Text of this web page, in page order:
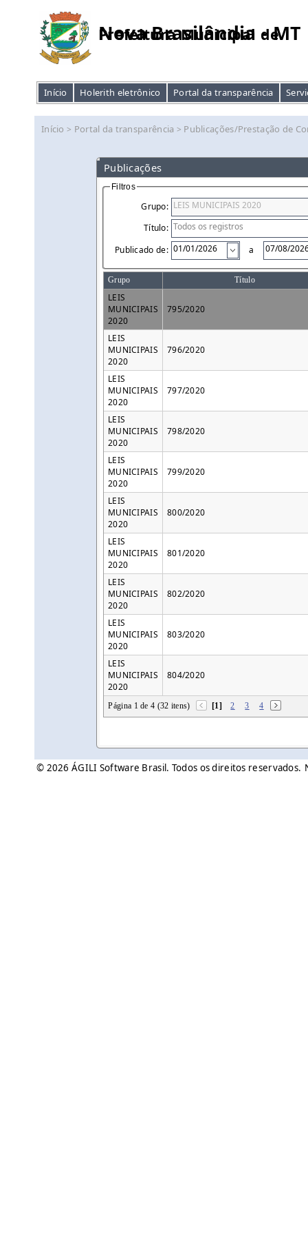
Prefeitura Municipal de
Nova Brasilândia - MT
Início Holerith eletrônico Portal da transparência
Início > Portal da transparência > Publicações/Prestação de
Publicações
Filtros
Grupo:
Título:
Publicado de:
a
Grupo Título
LEIS
MUNICIPAIS
2020
795/2020
LEIS
MUNICIPAIS
2020
796/2020
LEIS
MUNICIPAIS
2020
797/2020
LEIS
MUNICIPAIS
2020
798/2020
LEIS
MUNICIPAIS
2020
799/2020
LEIS
MUNICIPAIS
2020
800/2020
LEIS
MUNICIPAIS
2020
801/2020
LEIS
MUNICIPAIS
2020
802/2020
LEIS
MUNICIPAIS
2020
803/2020
LEIS
MUNICIPAIS
2020
804/2020
Página 1 de 4 (32 itens) [1] 2 3 4
© 2026 ÁGILI Software Brasil. Todos os direitos reservados.